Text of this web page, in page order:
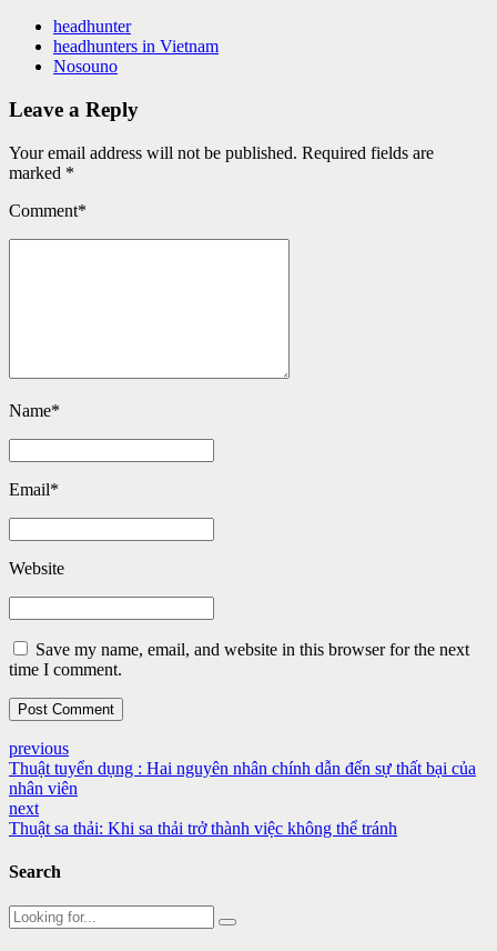
headhunter
headhunters in Vietnam
Nosouno
Leave a Reply
Your email address will not be published. Required fields are
marked *
Comment*
Name*
Email*
Website
Save my name, email, and website in this browser for the next
time I comment.
Post Comment
previous
Thuật tuyển dụng : Hai nguyên nhân chính dẫn đến sự thất bại của
nhân viên
next
Thuật sa thải: Khi sa thải trở thành việc không thể tránh
Search